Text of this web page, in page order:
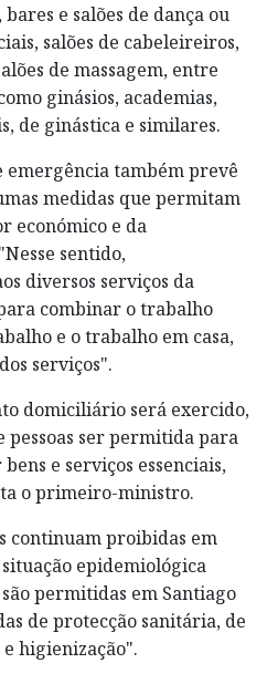
e salões de dança ou
salões de cabeleireiros,
de massagem, entre
ginásios, academias,
de ginástica e similares.
emergência também prevê
medidas que permitam
económico e da
sentido,
diversos serviços da
combinar o trabalho
e o trabalho em casa,
serviços".
domiciliário será exercido,
pessoas ser permitida para
e serviços essenciais,
o primeiro-ministro.
continuam proibidas em
epidemiológica
permitidas em Santiago
de protecção sanitária, de
higienização".